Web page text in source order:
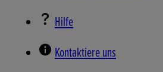
Hilfe
Kontaktiere uns